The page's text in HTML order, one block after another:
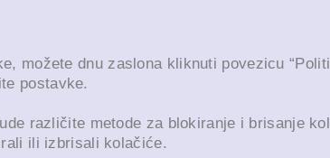
možete dnu zaslona kliknuti povezicu
postavke.
različite metode za blokiranje i brisanje
ili izbrisali kolačiće.